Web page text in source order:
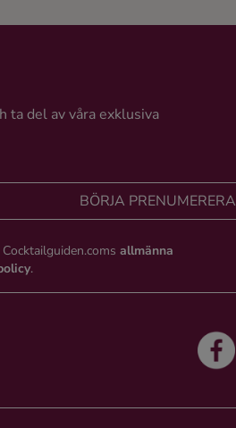
ta del av våra exklusiva
BÖRJA PRENUMERERA
allmänna
.